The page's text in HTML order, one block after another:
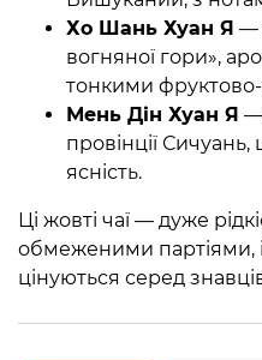
Хо Шань Хуан Я —
вогняної гори»,
тонкими
Мень Дін Хуан Я —
провінції Сичуань,
ясність.
Ці жовті чаї — дуже
обмеженими партіями,
цінуються серед